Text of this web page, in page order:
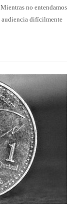
no entendamos
audiencia difícilmente